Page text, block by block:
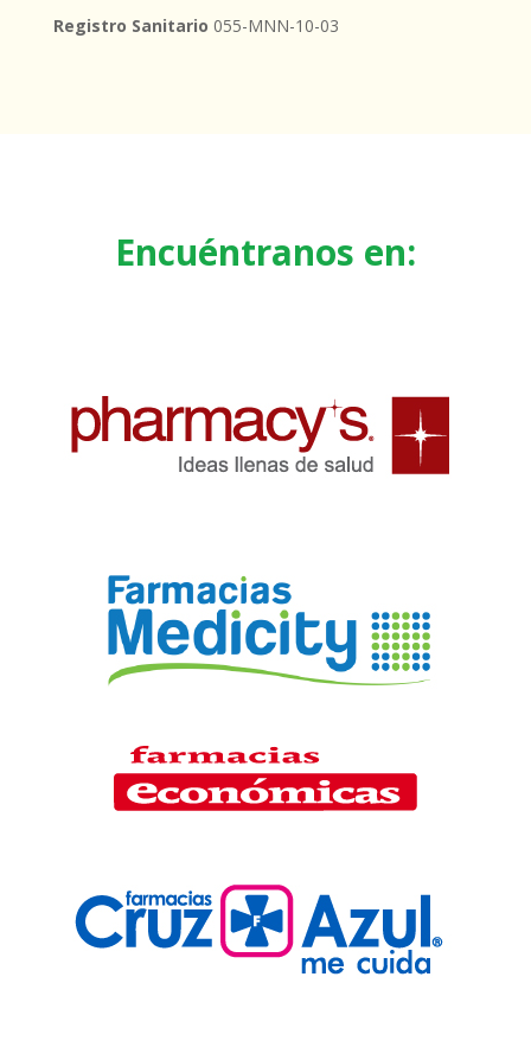
Registro Sanitario 055-MNN-10-03
Encuéntranos en: